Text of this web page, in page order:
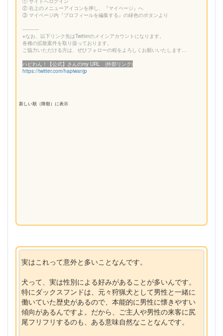
② 右上のメニューアイコンを押し、『マイページ』へ
③ マイページ内『プロフィールを編集する』の緑色のボタンより
-----------
※なお、以下リンク先はTwitterのメインアカウントになります。
各種の拡散案件を取り扱っております。
ご協力いただける方は、ぜひフォローの程をよろしくお願いいたします...
ハピわん！【公式】さんのmy URL (外部リンク)
https://twitter.com/hapiwanjp
新しい順（降順）に表示
実はこれって意外と多いことなんです。
犬って、実は性別による好みがあることが多いんです。
特にダックスフンドは、元々狩猟犬として男性と一緒に
働いていた歴史があるので、本能的に男性に懐きやすい
傾向があるんですよ。だから、ご主人や男性の来客に尻
尾フリフリするのも、ある意味自然なことなんです。